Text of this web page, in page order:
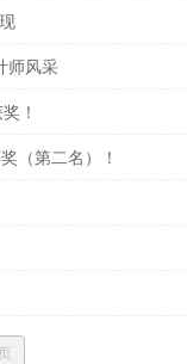
师风采
！
（第二名）！